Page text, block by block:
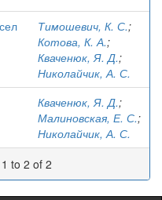
Тимошевич, К. С.;
Котова, К. А.;
Кваченюк, Я. Д.;
Николайчик, А. С.
Кваченюк, Я. Д.;
Малиновская, Е. С.;
Николайчик, А. С.
to 2 of 2